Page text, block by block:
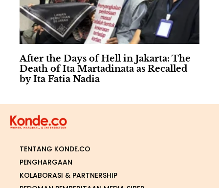
After the Days of Hell in Jakarta: The
Death of Ita Martadinata as Recalled
by Ita Fatia Nadia
TENTANG KONDE.CO
PENGHARGAAN
KOLABORASI & PARTNERSHIP